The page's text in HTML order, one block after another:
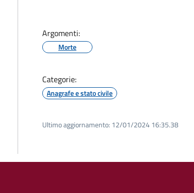
Argomenti:
Morte
Categorie:
Anagrafe e stato civile
Ultimo aggiornamento: 12/01/2024 16:35.38